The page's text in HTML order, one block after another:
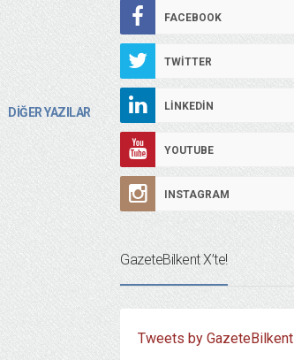
DİĞER YAZILAR
FACEBOOK
TWITTER
LINKEDIN
YOUTUBE
INSTAGRAM
GazeteBilkent X’te!
Tweets by GazeteBilkent